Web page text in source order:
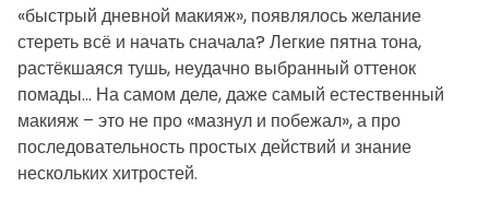
«быстрый дневной макияж», появлялось желание
стереть всё и начать сначала? Легкие пятна тона,
растёкшаяся тушь, неудачно выбранный оттенок
помады… На самом деле, даже самый естественный
макияж – это не про «мазнул и побежал», а про
последовательность простых действий и знание
нескольких хитростей.